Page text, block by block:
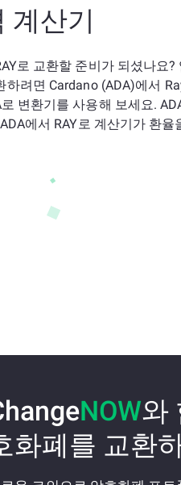
계산기
로 교환할 준비가 되셨나요?
하려면 Cardano (ADA)에서
변환기를 사용해 보세요.
에서 RAY로 계산기가 환율
NOW와
화폐를 교환